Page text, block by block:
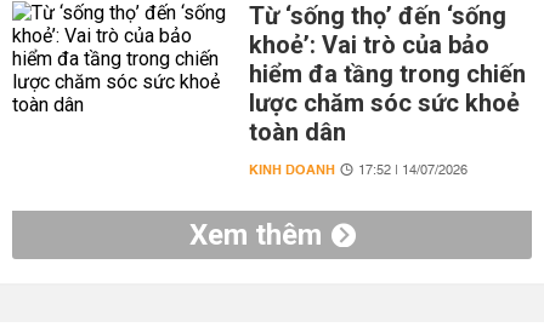
Từ ‘sống thọ’ đến ‘sống
khoẻ’: Vai trò của bảo
hiểm đa tầng trong chiến
lược chăm sóc sức khoẻ
toàn dân
KINH DOANH 17:52 | 14/07/2026
Xem thêm